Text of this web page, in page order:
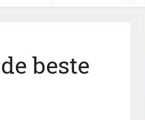
beste